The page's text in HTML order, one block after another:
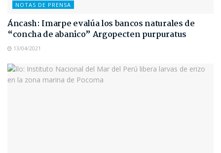
NOTAS DE PRENSA
Áncash: Imarpe evalúa los bancos naturales de
“concha de abanico” Argopecten purpuratus
13/04/2021